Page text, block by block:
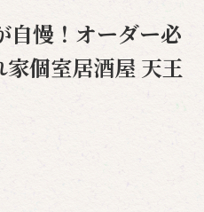
自慢！オーダー必
個室居酒屋 天王